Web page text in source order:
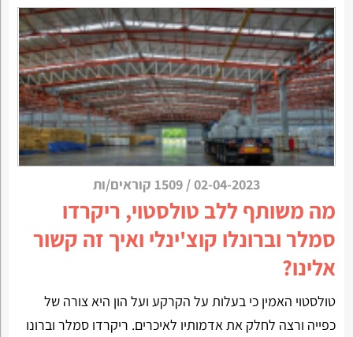
02-04-2023
/ 1509 קוראים/ות
מה משותף ללב טולסטוי, ריקרדו
סמלר וברונלו קוצ'ינלי ואיך זה קשור
אלינו?
טולסטוי האמין כי בעלות על הקרקע ועל הון היא צורה של
כפייה ורצה לחלק את אדמותיו לאיכרים. ריקרדו סמלר וברונו